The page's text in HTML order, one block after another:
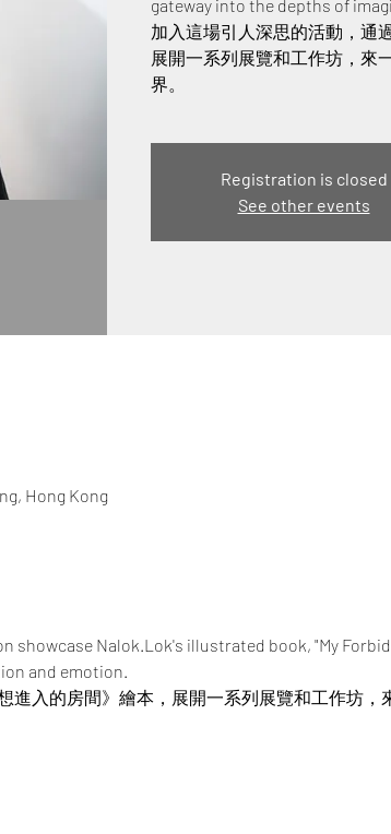
gateway into the depths of
加入這場引人深思的活動，通
展開一系列展覽和工作坊，來
界。
Registration is closed
See other events
Hong Kong
showcase Nalok.Lok's illustrated book, "My
and emotion.
進入的房間》繪本，展開一系列展覽和工作坊，